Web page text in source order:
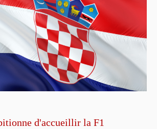
d'accueillir la F1